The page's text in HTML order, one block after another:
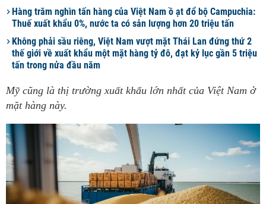
Hàng trăm nghìn tấn hàng của Việt Nam ồ ạt đổ bộ Campuchia:
Thuế xuất khẩu 0%, nước ta có sản lượng hơn 20 triệu tấn
Không phải sầu riêng, Việt Nam vượt mặt Thái Lan đứng thứ 2
thế giới về xuất khẩu một mặt hàng tỷ đô, đạt kỷ lục gần 5 triệu
tấn trong nửa đầu năm
Mỹ cũng là thị trường xuất khẩu lớn nhất của Việt Nam ở
mặt hàng này.